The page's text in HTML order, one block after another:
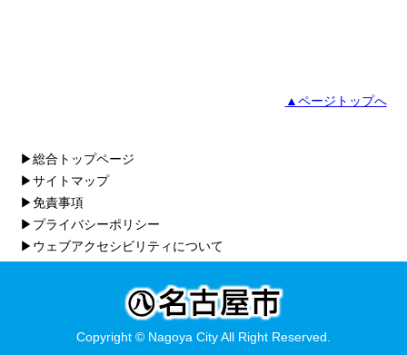
▲ページトップへ
▶総合トップページ
▶サイトマップ
▶免責事項
▶プライバシーポリシー
▶ウェブアクセシビリティについて
Copyright © Nagoya City All Right Reserved.